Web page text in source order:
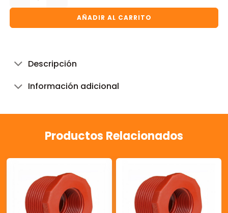
AÑADIR AL CARRITO
Descripción
Información adicional
Productos Relacionados